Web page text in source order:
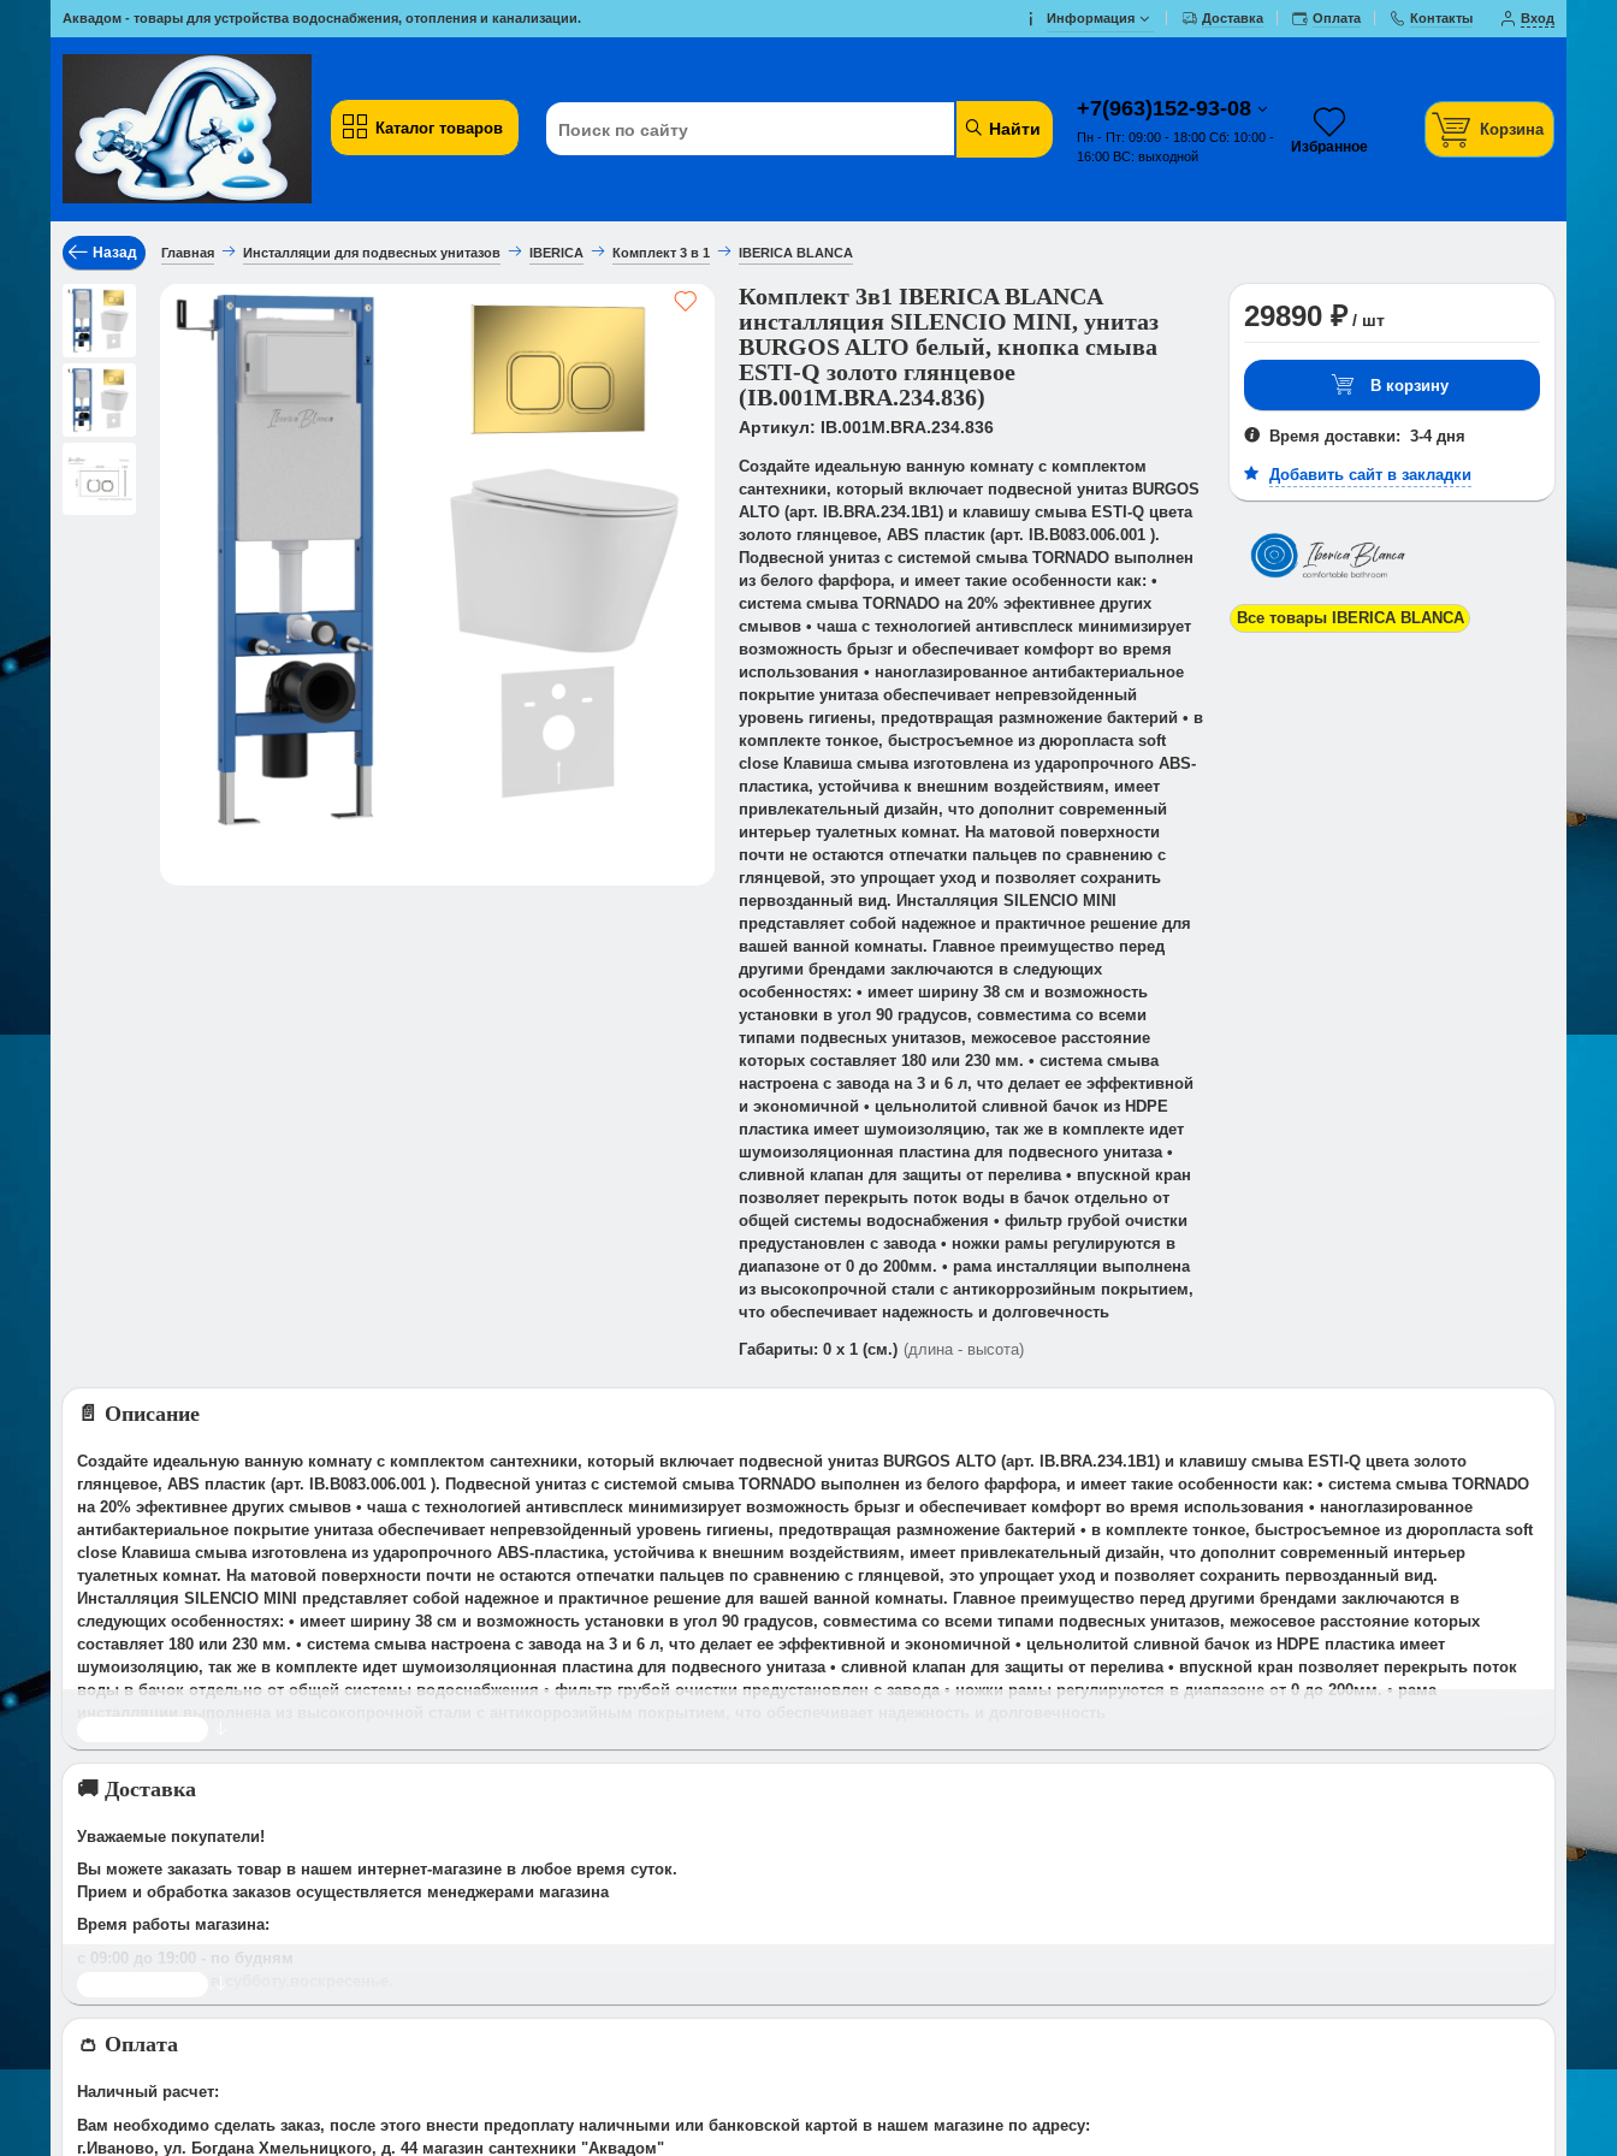
Аквадом - товары для устройства водоснабжения, отопления и канализации. Информация Доставка Оплата Контакты Вход
Каталог товаров Найти
+7(963)152-93-08
Пн - Пт: 09:00 - 18:00 Сб: 10:00 -
16:00 ВС: выходной
Избранное
Корзина
Назад Главная Инсталляции для подвесных унитазов IBERICA Комплект 3 в 1 IBERICA BLANCA
Комплект 3в1 IBERICA BLANCA
инсталляция SILENCIO MINI, унитаз
BURGOS ALTO белый, кнопка смыва
ESTI-Q золото глянцевое
(IB.001M.BRA.234.836)
Артикул: IB.001M.BRA.234.836
Создайте идеальную ванную комнату с комплектом
сантехники, который включает подвесной унитаз BURGOS
ALTO (арт. IB.BRA.234.1B1) и клавишу смыва ESTI-Q цвета
золото глянцевое, ABS пластик (арт. IB.B083.006.001 ).
Подвесной унитаз с системой смыва TORNADO выполнен
из белого фарфора, и имеет такие особенности как: •
система смыва TORNADO на 20% эфективнее других
смывов • чаша с технологией антивсплеск минимизирует
возможность брызг и обеспечивает комфорт во время
использования • наноглазированное антибактериальное
покрытие унитаза обеспечивает непревзойденный
уровень гигиены, предотвращая размножение бактерий • в
комплекте тонкое, быстросъемное из дюропласта soft
close Клавиша смыва изготовлена из ударопрочного ABS-
пластика, устойчива к внешним воздействиям, имеет
привлекательный дизайн, что дополнит современный
интерьер туалетных комнат. На матовой поверхности
почти не остаются отпечатки пальцев по сравнению с
глянцевой, это упрощает уход и позволяет сохранить
первозданный вид. Инсталляция SILENCIO MINI
представляет собой надежное и практичное решение для
вашей ванной комнаты. Главное преимущество перед
другими брендами заключаются в следующих
особенностях: • имеет ширину 38 см и возможность
установки в угол 90 градусов, совместима со всеми
типами подвесных унитазов, межосевое расстояние
которых составляет 180 или 230 мм. • система смыва
настроена с завода на 3 и 6 л, что делает ее эффективной
и экономичной • цельнолитой сливной бачок из HDPE
пластика имеет шумоизоляцию, так же в комплекте идет
шумоизоляционная пластина для подвесного унитаза •
сливной клапан для защиты от перелива • впускной кран
позволяет перекрыть поток воды в бачок отдельно от
общей системы водоснабжения • фильтр грубой очистки
предустановлен с завода • ножки рамы регулируются в
диапазоне от 0 до 200мм. • рама инсталляции выполнена
из высокопрочной стали с антикоррозийным покрытием,
что обеспечивает надежность и долговечность
Габариты: 0 x 1 (см.) (длина - высота)
29890 ₽/ шт
В корзину
Время доставки: 3-4 дня
Добавить сайт в закладки
Все товары IBERICA BLANCA
📄 Описание
Создайте идеальную ванную комнату с комплектом сантехники, который включает подвесной унитаз BURGOS ALTO (арт. IB.BRA.234.1B1) и клавишу смыва ESTI-Q цвета золото
глянцевое, ABS пластик (арт. IB.B083.006.001 ). Подвесной унитаз с системой смыва TORNADO выполнен из белого фарфора, и имеет такие особенности как: • система смыва TORNADO
на 20% эфективнее других смывов • чаша с технологией антивсплеск минимизирует возможность брызг и обеспечивает комфорт во время использования • наноглазированное
антибактериальное покрытие унитаза обеспечивает непревзойденный уровень гигиены, предотвращая размножение бактерий • в комплекте тонкое, быстросъемное из дюропласта soft
close Клавиша смыва изготовлена из ударопрочного ABS-пластика, устойчива к внешним воздействиям, имеет привлекательный дизайн, что дополнит современный интерьер
туалетных комнат. На матовой поверхности почти не остаются отпечатки пальцев по сравнению с глянцевой, это упрощает уход и позволяет сохранить первозданный вид.
Инсталляция SILENCIO MINI представляет собой надежное и практичное решение для вашей ванной комнаты. Главное преимущество перед другими брендами заключаются в
следующих особенностях: • имеет ширину 38 см и возможность установки в угол 90 градусов, совместима со всеми типами подвесных унитазов, межосевое расстояние которых
составляет 180 или 230 мм. • система смыва настроена с завода на 3 и 6 л, что делает ее эффективной и экономичной • цельнолитой сливной бачок из HDPE пластика имеет
шумоизоляцию, так же в комплекте идет шумоизоляционная пластина для подвесного унитаза • сливной клапан для защиты от перелива • впускной кран позволяет перекрыть поток
воды в бачок отдельно от общей системы водоснабжения • фильтр грубой очистки предустановлен с завода • ножки рамы регулируются в диапазоне от 0 до 200мм. • рама
инсталляции выполнена из высокопрочной стали с антикоррозийным покрытием, что обеспечивает надежность и долговечность
🚚 Доставка
Уважаемые покупатели!
Вы можете заказать товар в нашем интернет-магазине в любое время суток.
Прием и обработка заказов осуществляется менеджерами магазина
Время работы магазина:
с 09:00 дo 19:00 - по будням
Срок доставки оговаривается при подтверждении заказа.
У компании есть служба доставки, дополнительно мы сотрудничаем со службой такси. Мы заранее оговариваем удобную дату и время и предупреждаем за час до приезда.
Стоимость доставки до Вашего подъезда в г.Иваново составляет 700 рублей.
👛 Оплата
Наличный расчет:
Вам необходимо сделать заказ, после этого внести предоплату наличными или банковской картой в нашем магазине по адресу:
г.Иваново, ул. Богдана Хмельницкого, д. 44 магазин сантехники "Аквадом"